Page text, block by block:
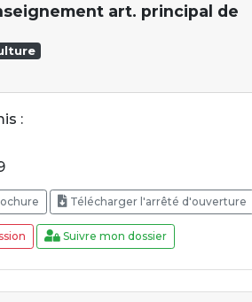
art. principal de
:
Télécharger l'arrêté d'ouverture
Suivre mon dossier